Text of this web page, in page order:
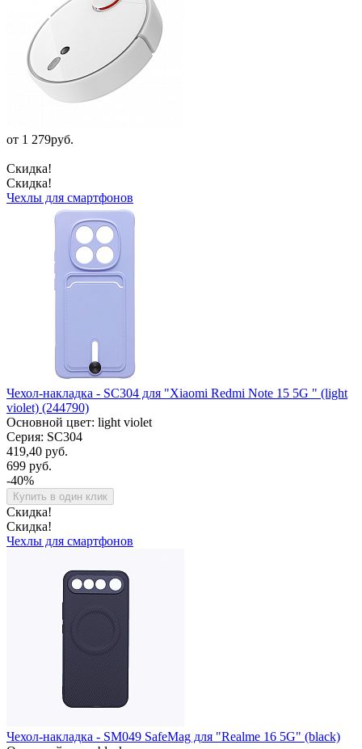
от 1 279руб.
Скидка!
Скидка!
Чехлы для смартфонов
Чехол-накладка - SC304 для "Xiaomi Redmi Note 15 5G " (light
violet) (244790)
Основной цвет: light violet
Серия: SC304
419,40 руб.
699 руб.
-40%
Купить в один клик
Скидка!
Скидка!
Чехлы для смартфонов
Чехол-накладка - SM049 SafeMag для "Realme 16 5G" (black)